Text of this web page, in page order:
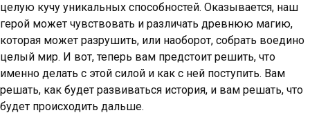
целую кучу уникальных способностей. Оказывается, наш
герой может чувствовать и различать древнюю магию,
которая может разрушить, или наоборот, собрать воедино
целый мир. И вот, теперь вам предстоит решить, что
именно делать с этой силой и как с ней поступить. Вам
решать, как будет развиваться история, и вам решать, что
будет происходить дальше.